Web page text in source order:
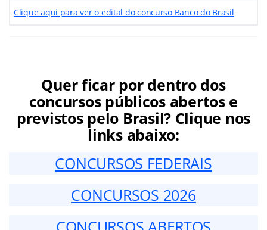
Clique aqui para ver o edital do concurso Banco do Brasil
Quer ficar por dentro dos
concursos públicos abertos e
previstos pelo Brasil? Clique nos
links abaixo:
CONCURSOS FEDERAIS
CONCURSOS 2026